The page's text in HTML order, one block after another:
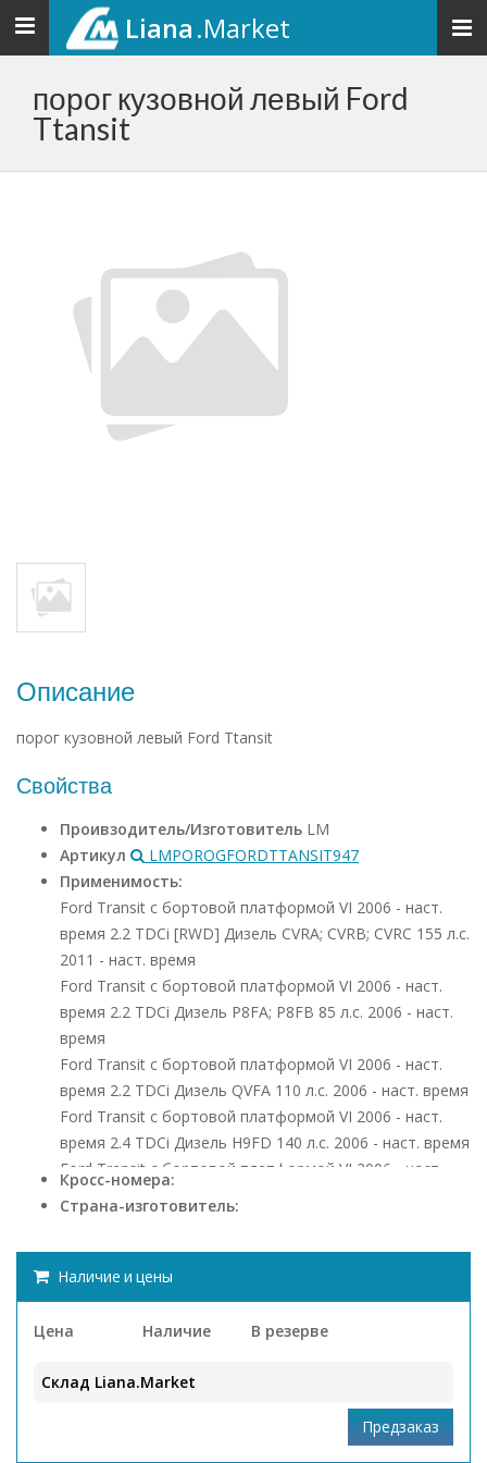
Toggle
navigation
Liana.Market
порог кузовной левый Ford
Ttansit
Описание
порог кузовной левый Ford Ttansit
Свойства
Проивзодитель/Изготовитель LM
Артикул
LMPOROGFORDTTANSIT947
Применимость:
Ford Transit c бортовой платформой VI 2006 - наст.
время 2.2 TDCi [RWD] Дизель CVRA; CVRB; CVRC 155 л.с.
2011 - наст. время
Ford Transit c бортовой платформой VI 2006 - наст.
время 2.2 TDCi Дизель P8FA; P8FB 85 л.с. 2006 - наст.
время
Ford Transit c бортовой платформой VI 2006 - наст.
время 2.2 TDCi Дизель QVFA 110 л.с. 2006 - наст. время
Ford Transit c бортовой платформой VI 2006 - наст.
время 2.4 TDCi Дизель H9FD 140 л.с. 2006 - наст. время
Ford Transit c бортовой платформой VI 2006 - наст.
время 2.4 TDCi Дизель JXFC; JXFA 115 л.с. 2006 - наст.
время
Ford Transit Connect 2002 - наст. время 1.8 16V
Бензиновый EYPD; EYPA; EYPC 116 л.с. 2002 - наст.
время
Ford Transit Connect 2002 - наст. время 1.8 Di Дизель
Ford Transit Connect 2002 - наст. время 1.8 TDCi Дизель
P9PA; P9PB; P9PC; P9PD; R3PA; RWPE; RWPF; HCPA;
Кросс-номера:
Страна-изготовитель:
Наличие и цены
Цена Наличие В резерве
Склад Liana.Market